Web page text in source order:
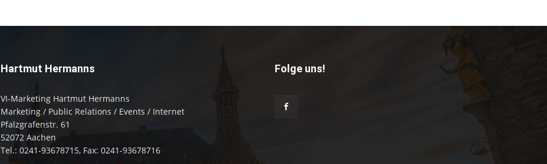
Hartmut Hermanns
VI-Marketing Hartmut Hermanns
Marketing / Public Relations / Events / Internet
Pfalzgrafenstr. 61
52072 Aachen
Tel.: 0241-93678715, Fax: 0241-93678716
Folge uns!